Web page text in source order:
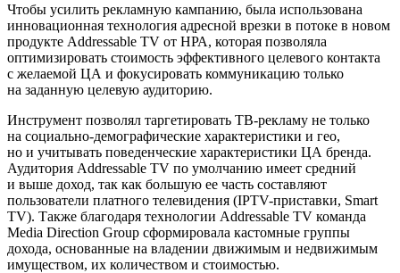
Чтобы усилить рекламную кампанию, была использована
инновационная технология адресной врезки в потоке в новом
продукте Addressable TV от НРА, которая позволяла
оптимизировать стоимость эффективного целевого контакта
с желаемой ЦА и фокусировать коммуникацию только
на заданную целевую аудиторию.
Инструмент позволял таргетировать ТВ-рекламу не только
на социально-демографические характеристики и гео,
но и учитывать поведенческие характеристики ЦА бренда.
Аудитория Addressable TV по умолчанию имеет средний
и выше доход, так как большую ее часть составляют
пользователи платного телевидения (IPTV-приставки, Smart
TV). Также благодаря технологии Addressable TV команда
Media Direction Group сформировала кастомные группы
дохода, основанные на владении движимым и недвижимым
имуществом, их количеством и стоимостью.